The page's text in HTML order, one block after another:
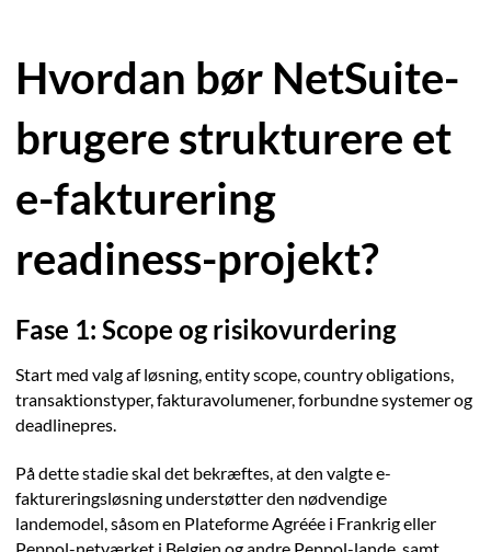
Hvordan bør NetSuite-
brugere strukturere et
e-fakturering
readiness-projekt?
Fase 1: Scope og risikovurdering
Start med valg af løsning, entity scope, country obligations,
transaktionstyper, fakturavolumener, forbundne systemer og
deadlinepres.
På dette stadie skal det bekræftes, at den valgte e-
faktureringsløsning understøtter den nødvendige
landemodel, såsom en Plateforme Agréée i Frankrig eller